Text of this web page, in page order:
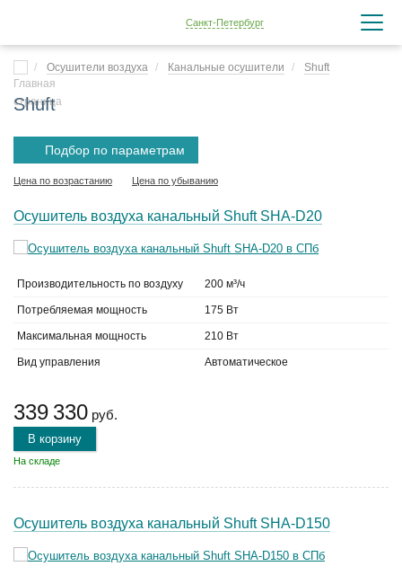
Санкт-Петербург
Осушители воздуха Канальные осушители Shuft
Shuft
Подбор по параметрам
Цена по возрастанию Цена по убыванию
Осушитель воздуха канальный Shuft SHA-D20
Производительность по воздуху 200 м³/ч
Потребляемая мощность 175 Вт
Максимальная мощность 210 Вт
Вид управления Автоматическое
339 330 руб.
В корзину
На складе
Осушитель воздуха канальный Shuft SHA-D150